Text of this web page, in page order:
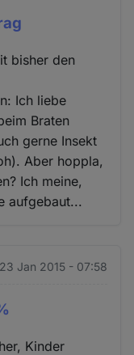
bisher den
Ich liebe
Braten
gerne Insekt
Aber hoppla,
Ich meine,
aufgebaut...
Jan 2015 - 07:58
Kinder